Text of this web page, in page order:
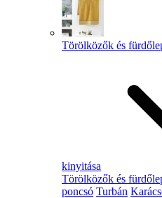
Törölközők és
kinyitása
Törölközők és
poncsó Turbán